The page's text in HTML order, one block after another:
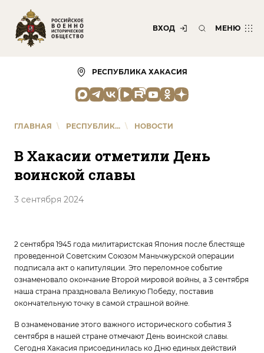
ВХОД МЕНЮ
РЕСПУБЛИКА ХАКАСИЯ
ГЛАВНАЯ \ РЕСПУБЛИК... \ НОВОСТИ
В Хакасии отметили День
воинской славы
3 сентября 2024
2 сентября 1945 года милитаристская Япония после блестяще
проведенной Советским Союзом Маньчжурской операции
подписала акт о капитуляции. Это переломное событие
ознаменовало окончание Второй мировой войны, а 3 сентября
наша страна праздновала Великую Победу, поставив
окончательную точку в самой страшной войне.
В ознаменование этого важного исторического события 3
сентября в нашей стране отмечают День воинской славы.
Сегодня Хакасия присоединилась ко Дню единых действий